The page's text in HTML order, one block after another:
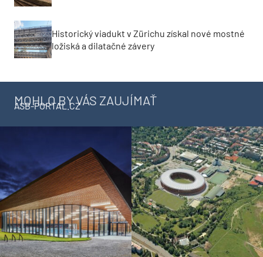
Historický viadukt v Zürichu získal nové mostné
ložiská a dilatačné závery
MOHLO BY VÁS ZAUJÍMAŤ
ASB-PORTAL.CZ